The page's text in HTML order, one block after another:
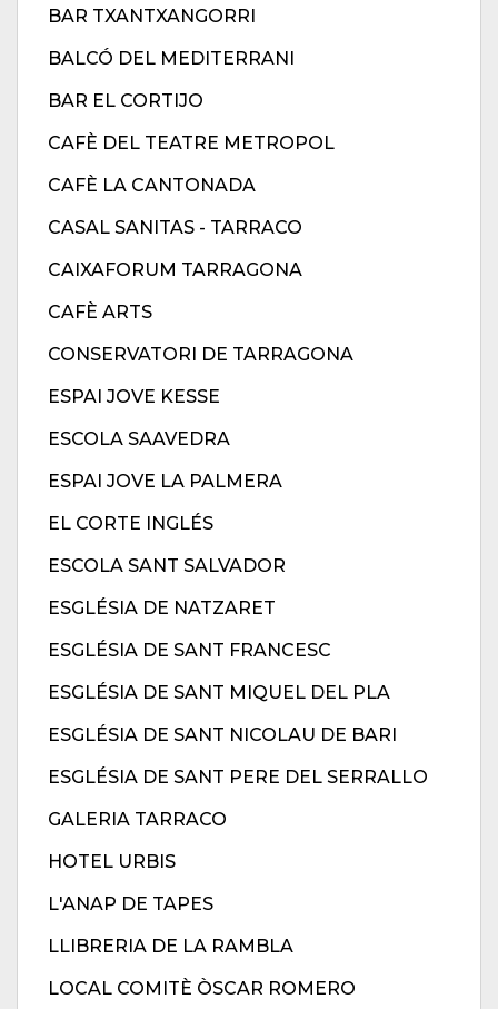
BAR TXANTXANGORRI
BALCÓ DEL MEDITERRANI
BAR EL CORTIJO
CAFÈ DEL TEATRE METROPOL
CAFÈ LA CANTONADA
CASAL SANITAS - TARRACO
CAIXAFORUM TARRAGONA
CAFÈ ARTS
CONSERVATORI DE TARRAGONA
ESPAI JOVE KESSE
ESCOLA SAAVEDRA
ESPAI JOVE LA PALMERA
EL CORTE INGLÉS
ESCOLA SANT SALVADOR
ESGLÉSIA DE NATZARET
ESGLÉSIA DE SANT FRANCESC
ESGLÉSIA DE SANT MIQUEL DEL PLA
ESGLÉSIA DE SANT NICOLAU DE BARI
ESGLÉSIA DE SANT PERE DEL SERRALLO
GALERIA TARRACO
HOTEL URBIS
L'ANAP DE TAPES
LLIBRERIA DE LA RAMBLA
LOCAL COMITÈ ÒSCAR ROMERO